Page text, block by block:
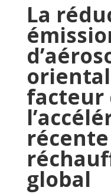
La
facteur
global